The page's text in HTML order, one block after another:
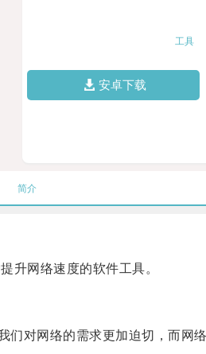
工具
安卓下载
简介
网络速度的软件工具。
对网络的需求更加迫切，而网络